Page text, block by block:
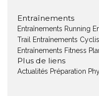
Entraînements
Entraînements Running
Trail
Entraînements
Entraînements Fitness
Plus de liens
Actualités Préparation